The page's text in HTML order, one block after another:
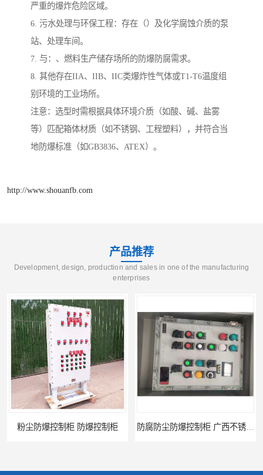
严重的爆炸危险区域。
6. 污水处理与环保工程：存在（）及化学腐蚀介质的泵
站、处理车间。
7. 与：、燃料生产储存场所的防爆防腐需求。
8. 其他存在IIA、IIB、IIC类爆炸性气体或T1-T6温度组
别环境的工业场所。
注意：选型时需根据具体环境介质（如酸、碱、盐雾
等）匹配箱体材质（如不锈钢、工程塑料），并符合当
地防爆标准（如GB3836、ATEX）。
http://www.shouanfb.com
产品推荐
Development, design, production and sales in one of the manufacturing
enterprises
柜 防爆控制柜 防腐防尘防爆控制柜 广西不锈钢防爆柜